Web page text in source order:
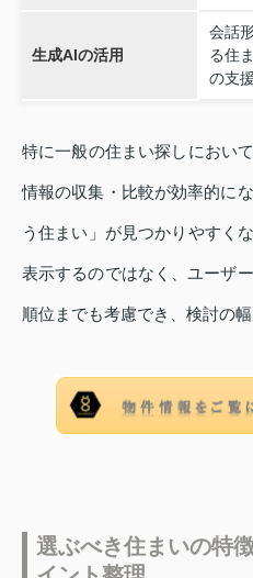
生成AIの活用
会話
る住
の支援
特に一般の住まい探しにおい
情報の収集・比較が効率的に
う住まい」が見つかりやすく
表示するのではなく、ユーザ
順位までも考慮でき、検討の幅
選ぶべき住まいの特